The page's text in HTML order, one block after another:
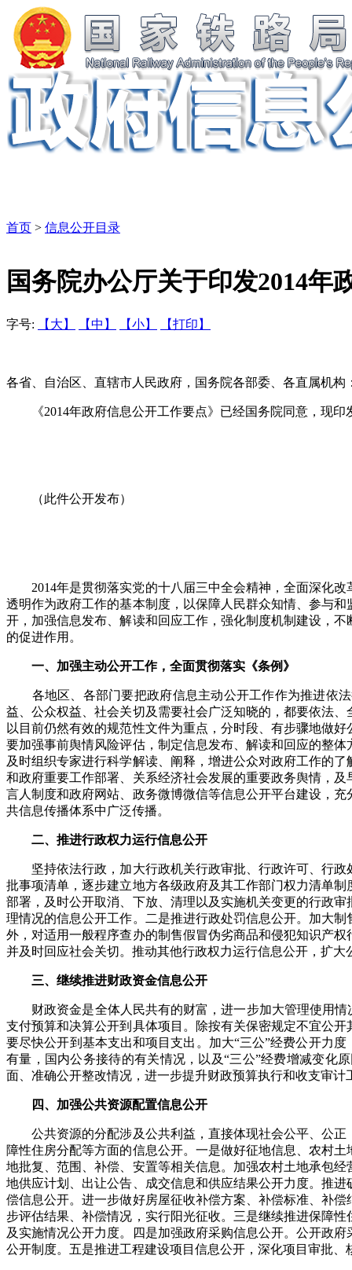
首页 > 信息公开目录
国务院办公厅关于印发2014年
字号: 【大】 【中】 【小】 【打印】
各省、自治区、直辖市人民政府，国务院各部委、各直属机构
《2014年政府信息公开工作要点》已经国务院同意，现印
（此件公开发布）
2014年是贯彻落实党的十八届三中全会精神，全面深化改
透明作为政府工作的基本制度，以保障人民群众知情、参与
开，加强信息发布、解读和回应工作，强化制度机制建设，
的促进作用。
一、加强主动公开工作，全面贯彻落实《条例》
各地区、各部门要把政府信息主动公开工作作为推进依法
益、公众权益、社会关切及需要社会广泛知晓的，都要依法
以目前仍然有效的规范性文件为重点，分时段、有步骤地做
要加强事前舆情风险评估，制定信息发布、解读和回应的整
及时组织专家进行科学解读、阐释，增进公众对政府工作的
和政府重要工作部署、关系经济社会发展的重要政务舆情，
言人制度和政府网站、政务微博微信等信息公开平台建设，
共信息传播体系中广泛传播。
二、推进行政权力运行信息公开
坚持依法行政，加大行政机关行政审批、行政许可、行政
批事项清单，逐步建立地方各级政府及其工作部门权力清单
部署，及时公开取消、下放、清理以及实施机关变更的行政
理情况的信息公开工作。二是推进行政处罚信息公开。加大
外，对适用一般程序查办的制售假冒伪劣商品和侵犯知识产
并及时回应社会关切。推动其他行政权力运行信息公开，扩大
三、继续推进财政资金信息公开
财政资金是全体人民共有的财富，进一步加大管理使用情
支付预算和决算公开到具体项目。除按有关保密规定不宜公
要尽快公开到基本支出和项目支出。加大“三公”经费公开力
有量，国内公务接待的有关情况，以及“三公”经费增减变化
面、准确公开整改情况，进一步提升财政预算执行和收支审计
四、加强公共资源配置信息公开
公共资源的分配涉及公共利益，直接体现社会公平、公正
障性住房分配等方面的信息公开。一是做好征地信息、农村
地批复、范围、补偿、安置等相关信息。加强农村土地承包
地供应计划、出让公告、成交信息和供应结果公开力度。推
偿信息公开。进一步做好房屋征收补偿方案、补偿标准、补
步评估结果、补偿情况，实行阳光征收。三是继续推进保障
及实施情况公开力度。四是加强政府采购信息公开。公开政
公开制度。五是推进工程建设项目信息公开，深化项目审批